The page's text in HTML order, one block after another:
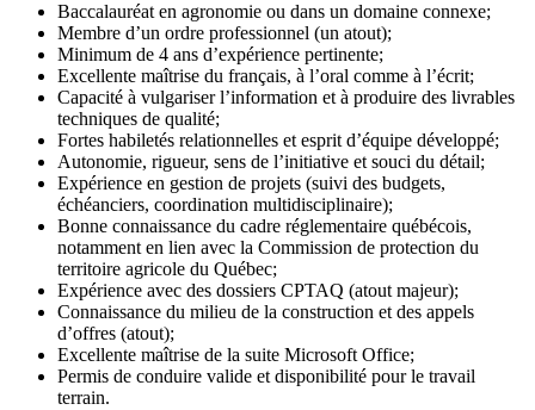
Baccalauréat en agronomie ou dans un domaine connexe;
Membre d’un ordre professionnel (un atout);
Minimum de 4 ans d’expérience pertinente;
Excellente maîtrise du français, à l’oral comme à l’écrit;
Capacité à vulgariser l’information et à produire des livrables
techniques de qualité;
Fortes habiletés relationnelles et esprit d’équipe développé;
Autonomie, rigueur, sens de l’initiative et souci du détail;
Expérience en gestion de projets (suivi des budgets,
échéanciers, coordination multidisciplinaire);
Bonne connaissance du cadre réglementaire québécois,
notamment en lien avec la Commission de protection du
territoire agricole du Québec;
Expérience avec des dossiers CPTAQ (atout majeur);
Connaissance du milieu de la construction et des appels
d’offres (atout);
Excellente maîtrise de la suite Microsoft Office;
Permis de conduire valide et disponibilité pour le travail
terrain.